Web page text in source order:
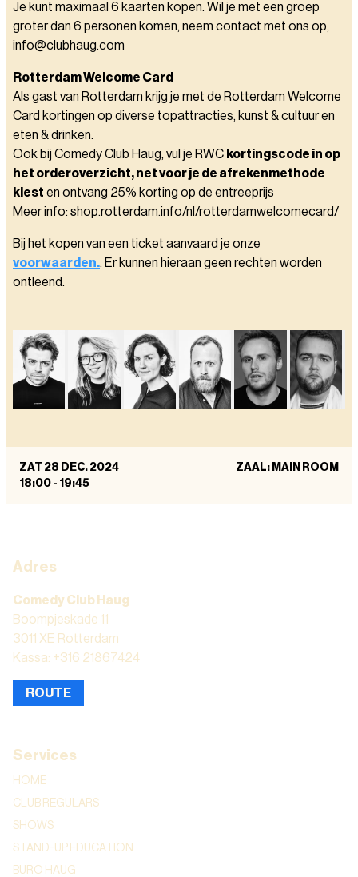
Je kunt maximaal 6 kaarten kopen. Wil je met een groep
groter dan 6 personen komen, neem contact met ons op,
info@clubhaug.com
Rotterdam Welcome Card
Als gast van Rotterdam krijg je met de Rotterdam Welcome
Card kortingen op diverse topattracties, kunst & cultuur en
eten & drinken.
Ook bij Comedy Club Haug, vul je RWC kortingscode in op
het orderoverzicht, net voor je de afrekenmethode
kiest en ontvang 25% korting op de entreeprijs
Meer info: shop.rotterdam.info/nl/rotterdamwelcomecard/
Bij het kopen van een ticket aanvaard je onze
voorwaarden.. Er kunnen hieraan geen rechten worden
ontleend.
ZAT 28 DEC. 2024
18:00 - 19:45
ZAAL: MAIN ROOM
Adres
Comedy Club Haug
Boompjeskade 11
3011 XE Rotterdam
Kassa: +316 21867424
ROUTE
Services
HOME
CLUB REGULARS
SHOWS
STAND-UP EDUCATION
BURO HAUG